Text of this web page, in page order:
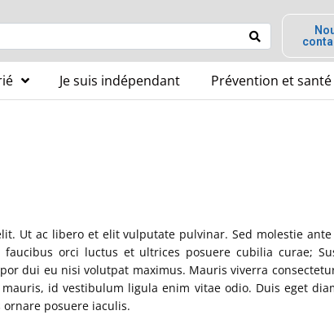
Je suis indépendant Prévention et santé
Ut ac libero et elit vulputate pulvinar. Sed molestie
orci luctus et ultrices posuere cubilia curae;
dui eu nisi volutpat maximus. Mauris viverra
id vestibulum ligula enim vitae odio. Duis eget
posuere iaculis.